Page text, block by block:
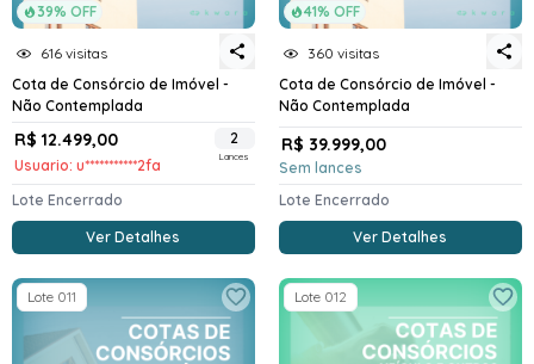
39% OFF
616 visitas
Cota de Consórcio de Imóvel -
Não Contemplada
R$ 12.499,00
Usuario: u***********2fa
2
Lances
Lote Encerrado
Ver Detalhes
41% OFF
360 visitas
Cota de Consórcio de Imóvel -
Não Contemplada
R$ 39.999,00
Sem lances
Lote Encerrado
Ver Detalhes
Lote 011 Lote 012